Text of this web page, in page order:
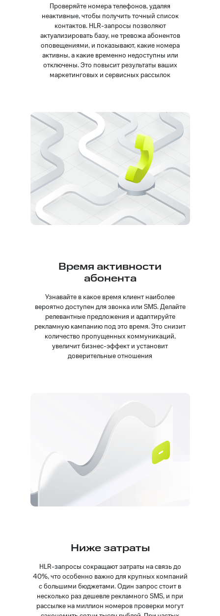
Проверяйте номера телефонов, удаляя
неактивные, чтобы получить точный список
контактов. HLR-запросы позволяют
актуализировать базу, не тревожа абонентов
оповещениями, и показывают, какие номера
активны, а какие временно недоступны или
отключены. Это повысит результаты ваших
маркетинговых и сервисных рассылок
Время активности
абонента
Узнавайте в какое время клиент наиболее
вероятно доступен для звонка или SMS. Делайте
релевантные предложения и адаптируйте
рекламную кампанию под это время. Это снизит
количество пропущенных коммуникаций,
увеличит бизнес-эффект и установит
доверительные отношения
Ниже затраты
HLR-запросы сокращают затраты на связь до
40%, что особенно важно для крупных компаний
с большими бюджетами. Один запрос стоит в
несколько раз дешевле рекламного SMS, и при
рассылке на миллион номеров проверки могут